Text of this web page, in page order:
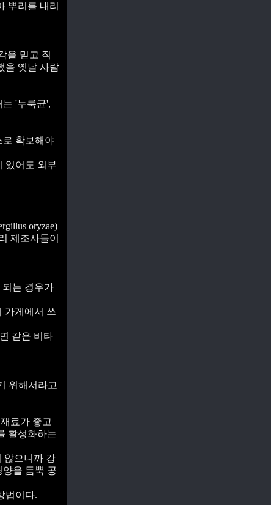
뿌리를 내리
을 믿고 직
을 옛날 사람
'누룩균',
로 확보해야
있어도 외부
oryzae)
제조사들이
는 경우가
가게에서 쓰
같은 비타
위해서라고
료가 좋고
활성화하는
않으니까 강
을 듬뿍 공
법이다.